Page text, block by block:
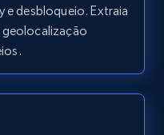
Bedrooms,
e desbloqueio. Extraia
geolocalização